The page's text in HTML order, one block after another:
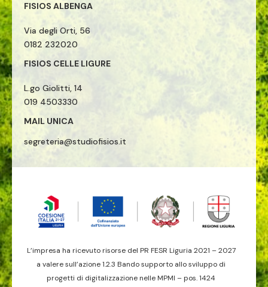
FISIOS ALBENGA
Via degli Orti, 56
0182 232020
FISIOS CELLE LIGURE
L.go Giolitti, 14
019 4503330
MAIL UNICA
segreteria@studiofisios.it
L’impresa ha ricevuto risorse del PR FESR Liguria 2021 – 2027
a valere sull’azione 1.2.3 Bando supporto allo sviluppo di
progetti di digitalizzazione nelle MPMI – pos. 1424